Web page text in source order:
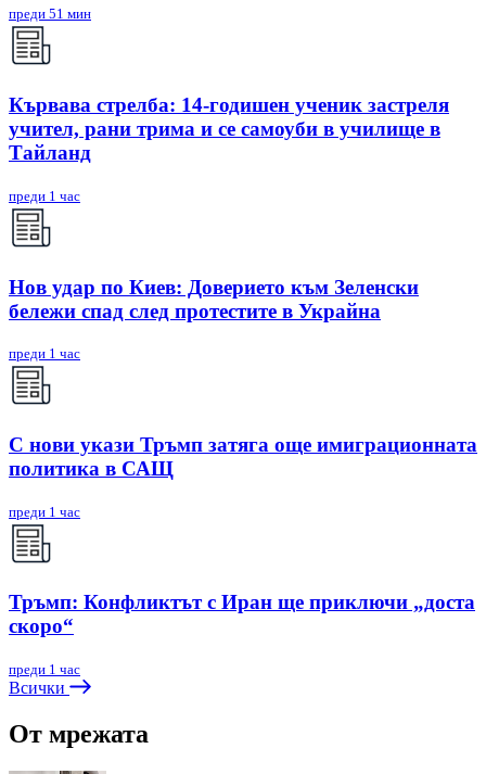
преди 51 мин
Кървава стрелба: 14-годишен ученик застреля
учител, рани трима и се самоуби в училище в
Тайланд
преди 1 час
Нов удар по Киев: Доверието към Зеленски
бележи спад след протестите в Украйна
преди 1 час
С нови укази Тръмп затяга още имиграционната
политика в САЩ
преди 1 час
Тръмп: Конфликтът с Иран ще приключи „доста
скоро“
преди 1 час
Всички
От мрежата